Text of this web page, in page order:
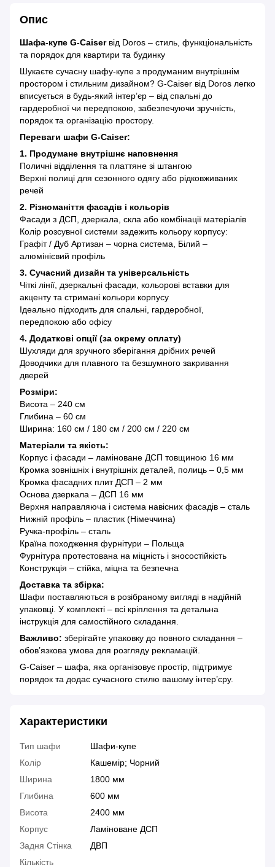
Опис
Шафа-купе G-Caiserвід Doros – стиль, функціональність
та порядок для квартири та будинку
Шукаєте сучасну шафу-купе з продуманим внутрішнім
простором і стильним дизайном? G-Caiser від Doros легко
вписується в будь-який інтер’єр – від спальні до
гардеробної чи передпокою, забезпечуючи зручність,
порядок та організацію простору.
Переваги шафи G-Caiser:
1. Продумане внутрішнє наповнення
Поличні відділення та платтяне зі штангою
Верхні полиці для сезонного одягу або рідковживаних
речей
2. Різноманіття фасадів і кольорів
Фасади з ДСП, дзеркала, скла або комбінації матеріалів
Колір розсувної системи задежить кольору корпусу:
Графіт / Дуб Артизан – чорна система, Білий –
алюмінієвий профіль
3. Сучасний дизайн та універсальність
Чіткі лінії, дзеркальні фасади, кольорові вставки для
акценту та стримані кольори корпусу
Ідеально підходить для спальні, гардеробної,
передпокою або офісу
4. Додаткові опції (за окрему оплату)
Шухляди для зручного зберігання дрібних речей
Доводчики для плавного та безшумного закривання
дверей
Розміри:
Висота – 240 см
Глибина – 60 см
Ширина: 160 см / 180 см / 200 см / 220 см
Матеріали та якість:
Корпус і фасади – ламіноване ДСП товщиною 16 мм
Кромка зовнішніх і внутрішніх деталей, полиць – 0,5 мм
Кромка фасадних плит ДСП – 2 мм
Основа дзеркала – ДСП 16 мм
Верхня направляюча і система навісних фасадів – сталь
Нижній профіль – пластик (Німеччина)
Ручка-профіль – сталь
Країна походження фурнітури – Польща
Фурнітура протестована на міцність і зносостійкість
Конструкція – стійка, міцна та безпечна
Доставка та збірка:
Шафи поставляються в розібраному вигляді в надійній
упаковці. У комплекті – всі кріплення та детальна
інструкція для самостійного складання.
Важливо: зберігайте упаковку до повного складання –
обов’язкова умова для розгляду рекламацій.
G-Caiser – шафа, яка організовує простір, підтримує
порядок та додає сучасного стилю вашому інтер’єру.
Характеристики
Тип шафи
Шафи-купе
Колір
Кашемір; Чорний
Ширина
1800 мм
Глибина
600 мм
Висота
2400 мм
Корпус
Ламіноване ДСП
Задня Стінка
ДВП
Кількість